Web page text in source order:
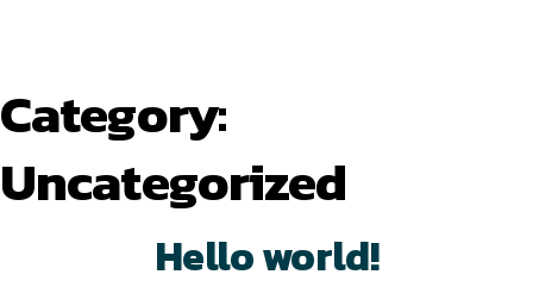
Category:
Uncategorized
Hello world!